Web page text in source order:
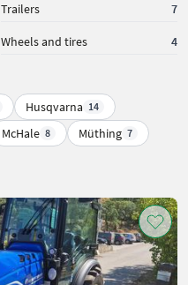
Trailers 7
Wheels and tires 4
Husqvarna 14
McHale 8 Müthing 7